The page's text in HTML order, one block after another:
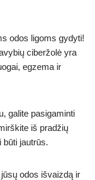
odos ligoms gydyti!
ciberžolė yra
egzema ir
galite pasigaminti
iš pradžių
būti jautrūs.
odos išvaizdą ir